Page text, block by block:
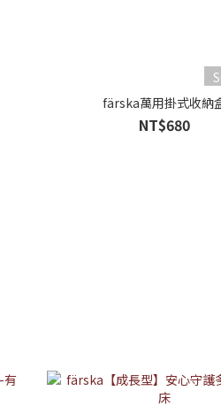
färska萬用掛式收納
NT$680